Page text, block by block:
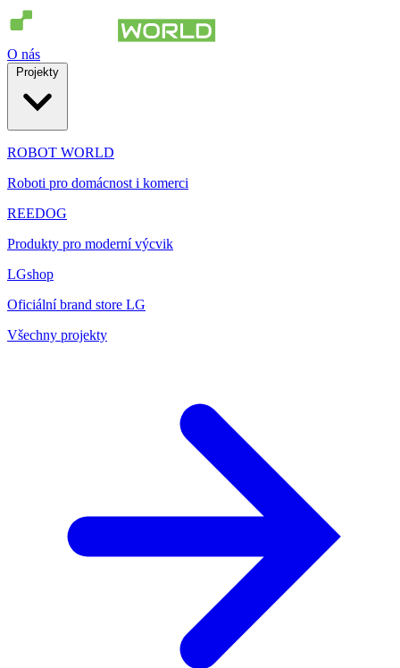
O nás
ROBOT WORLD
Roboti pro domácnost i komerci
REEDOG
Produkty pro moderní výcvik
LGshop
Oficiální brand store LG
Všechny projekty